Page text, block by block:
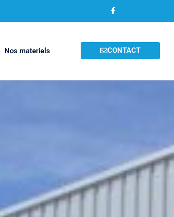
a
c
e
o
k
Nos materiels CONTACT